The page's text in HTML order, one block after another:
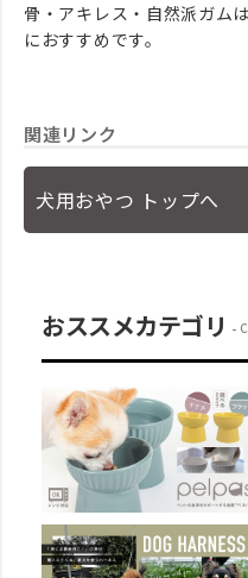
骨・アキレス・自然派ガム
におすすめです。
関連リンク
犬用おやつ トップへ
おススメカテゴリ